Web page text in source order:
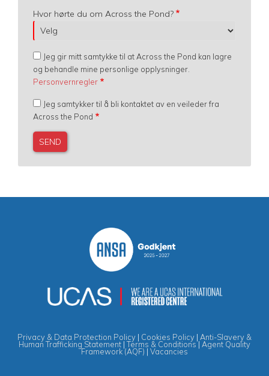
Hvor hørte du om Across the Pond?
Jeg gir mitt samtykke til at Across the Pond kan lagre
og behandle mine personlige opplysninger.
Personvernregler
Jeg samtykker til å bli kontaktet av en veileder fra
Across the Pond
Privacy & Data Protection Policy | Cookies Policy | Anti-Slavery &
Human Trafficking Statement | Terms & Conditions| Agent Quality
Framework (AQF) | Vacancies